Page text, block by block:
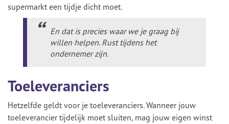
supermarkt een tijdje dicht moet.
En dat is precies waar we je graag bij
willen helpen. Rust tijdens het
ondernemer zijn.
Toeleveranciers
Hetzelfde geldt voor je toeleveranciers. Wanneer jouw
toeleverancier tijdelijk moet sluiten, mag jouw eigen winst